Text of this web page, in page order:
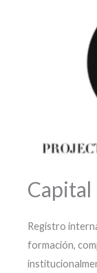
Capital
Registro
formación,